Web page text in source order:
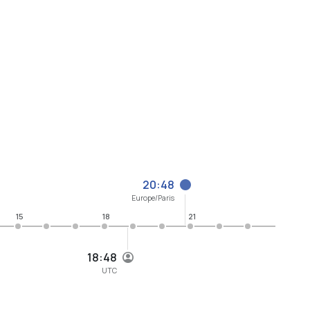
18:48
UTC
20:48
Europe/Paris
15 18 21